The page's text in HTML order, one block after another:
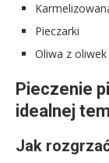
Pieczarki
Oliwa z
Pieczenie
idealnej
Jak